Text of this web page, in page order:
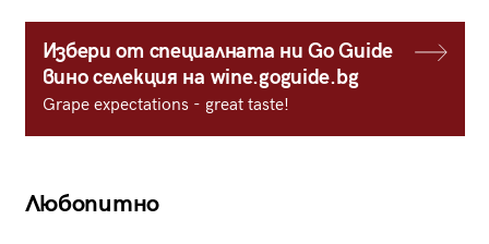
Избери от специалната ни Go Guide
вино селекция на wine.goguide.bg
Grape expectations - great taste!
Любопитно